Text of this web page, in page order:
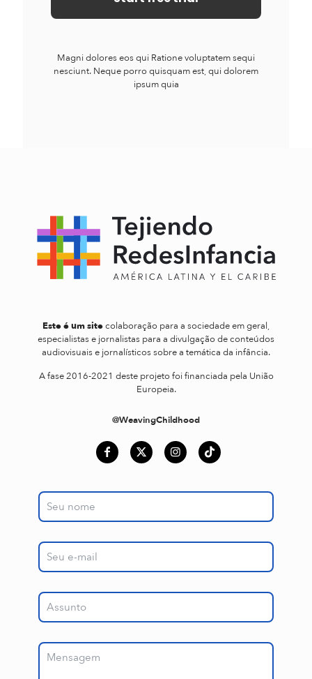
Magni dolores eos qui Ratione voluptatem sequi
nesciunt. Neque porro quisquam est, qui dolorem
ipsum quia
Este é um sitecolaboração para a sociedade em geral,
especialistas e jornalistas para a divulgação de conteúdos
audiovisuais e jornalísticos sobre a temática da infância.
A fase 2016-2021 deste projeto foi financiada pela União
Europeia.
@WeavingChildhood